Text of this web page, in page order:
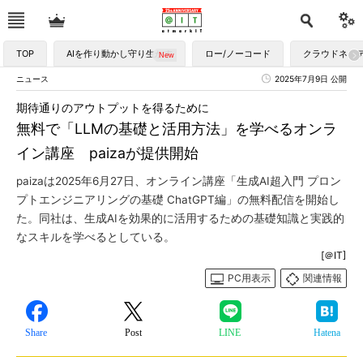
TOP AIを作り動かし守り生かす ロー/ノーコード クラウドネイ
ニュース 2025年7月9日 公開
無料で「LLMの基礎と活用方法」を学べるオンラ
イン講座 paizaが提供開始
期待通りのアウトプットを得るために
paizaは2025年6月27日、オンライン講座「生成AI超入門 プロン
プトエンジニアリングの基礎 ChatGPT編」の無料配信を開始し
た。同社は、生成AIを効果的に活用するための基礎知識と実践的
なスキルを学べるとしている。
[＠IT]
PC用表示
関連情報
Share Post LINE Hatena